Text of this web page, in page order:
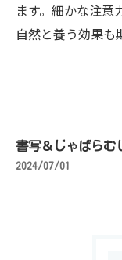
ます。細かな注意
自然と養う効果も
書写＆じゃばらむ
2024/07/01